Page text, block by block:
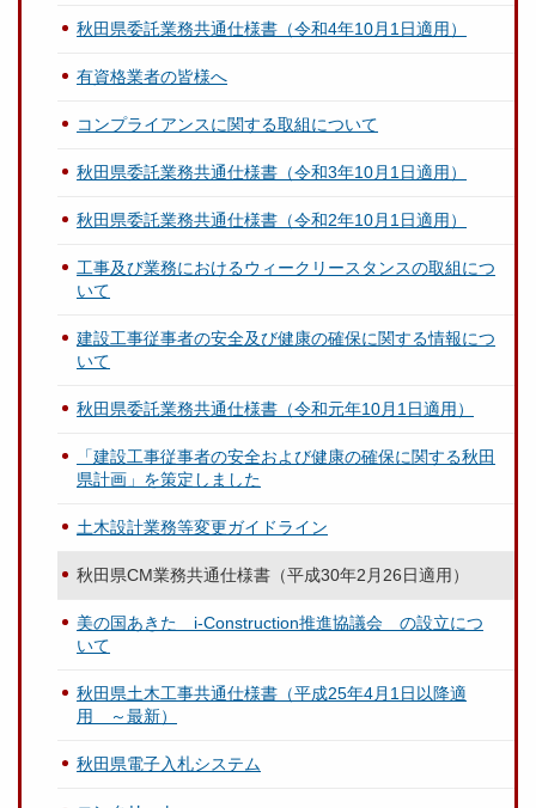
秋田県委託業務共通仕様書（令和4年10月1日適用）
有資格業者の皆様へ
コンプライアンスに関する取組について
秋田県委託業務共通仕様書（令和3年10月1日適用）
秋田県委託業務共通仕様書（令和2年10月1日適用）
工事及び業務におけるウィークリースタンスの取組につ
いて
建設工事従事者の安全及び健康の確保に関する情報につ
いて
秋田県委託業務共通仕様書（令和元年10月1日適用）
「建設工事従事者の安全および健康の確保に関する秋田
県計画」を策定しました
土木設計業務等変更ガイドライン
秋田県CM業務共通仕様書（平成30年2月26日適用）
美の国あきた i-Construction推進協議会 の設立につ
いて
秋田県土木工事共通仕様書（平成25年4月1日以降適
用 ～最新）
秋田県電子入札システム